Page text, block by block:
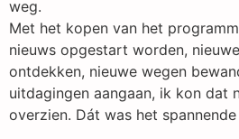
weg.
Met het kopen van het
nieuws opgestart worden,
ontdekken, nieuwe wegen
uitdagingen aangaan, ik kon dat
overzien. Dát was het